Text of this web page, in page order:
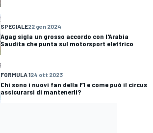
SPECIALE22 gen 2024
Agag sigla un grosso accordo con l'Arabia
Saudita che punta sul motorsport elettrico
FORMULA 124 ott 2023
Chi sono i nuovi fan della F1 e come può il circus
assicurarsi di mantenerli?